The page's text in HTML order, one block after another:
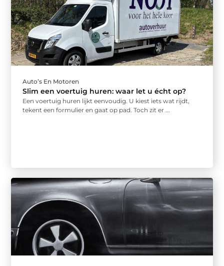
Auto’s En Motoren
Slim een voertuig huren: waar let u écht op?
Een voertuig huren lijkt eenvoudig. U kiest iets wat rijdt,
tekent een formulier en gaat op pad. Toch zit er ...